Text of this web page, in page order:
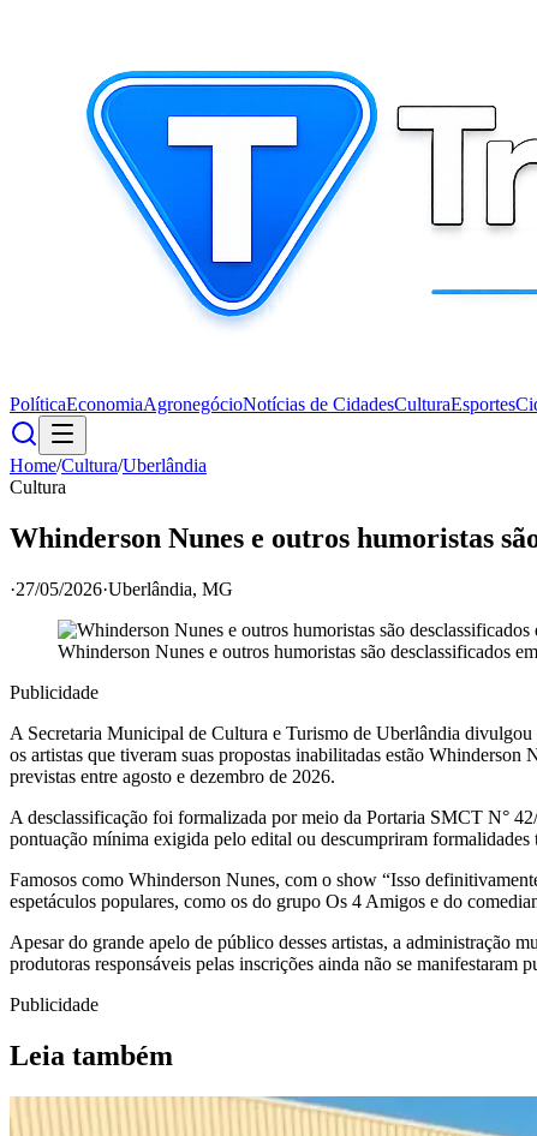
PolíticaEconomiaAgronegócioNotícias de CidadesCulturaEsportes
Home/Cultura/Uberlândia
Cultura
Whinderson Nunes e outros humoristas
·27/05/2026·Uberlândia, MG
Whinderson Nunes e outros humoristas são desclassificados
Publicidade
A Secretaria Municipal de Cultura e Turismo de Uberlândia
os artistas que tiveram suas propostas inabilitadas estão
previstas entre agosto e dezembro de 2026.
A desclassificação foi formalizada por meio da Portaria SMCT N°
pontuação mínima exigida pelo edital ou descumpriram
Famosos como Whinderson Nunes, com o show “Isso
espetáculos populares, como os do grupo Os 4 Amigos e do
Apesar do grande apelo de público desses artistas, a administração
produtoras responsáveis pelas inscrições ainda não se
Publicidade
Leia também